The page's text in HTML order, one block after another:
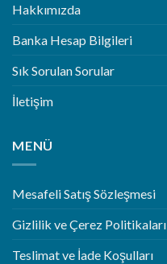
Hakkımızda
Banka Hesap Bilgileri
Sık Sorulan Sorular
İletişim
MENÜ
Mesafeli Satış Sözleşmesi
Gizlilik ve Çerez Politikaları
Teslimat ve İade Koşulları